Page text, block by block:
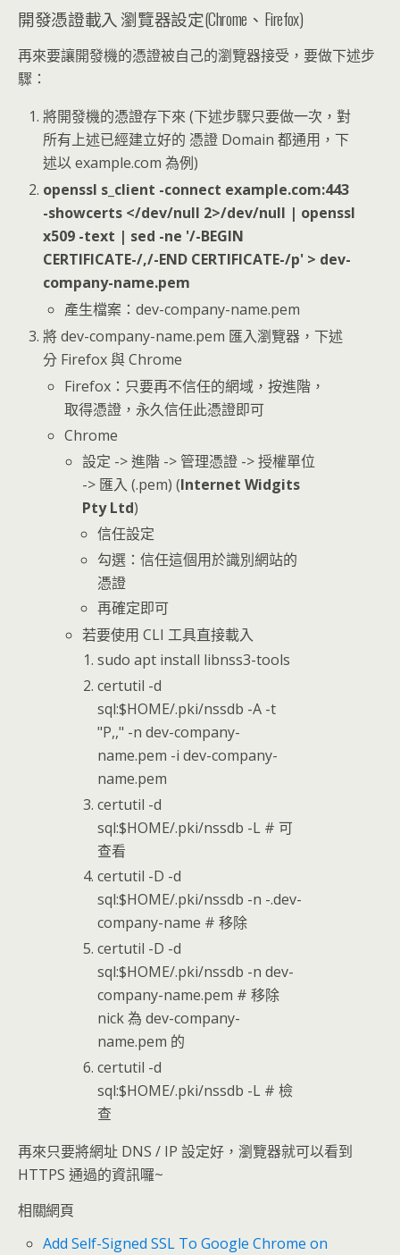
開發憑證載入 瀏覽器設定(Chrome、Firefox)
再來要讓開發機的憑證被自己的瀏覽器接受，要做下述步
驟：
將開發機的憑證存下來 (下述步驟只要做一次，對
所有上述已經建立好的 憑證 Domain 都通用，下
述以 example.com 為例)
openssl s_client -connect example.com:443
-showcerts </dev/null 2>/dev/null | openssl
x509 -text | sed -ne '/-BEGIN
CERTIFICATE-/,/-END CERTIFICATE-/p' > dev-
company-name.pem
產生檔案：dev-company-name.pem
將 dev-company-name.pem 匯入瀏覽器，下述
分 Firefox 與 Chrome
Firefox：只要再不信任的網域，按進階，
取得憑證，永久信任此憑證即可
Chrome
設定 -> 進階 -> 管理憑證 -> 授權單位
-> 匯入 (.pem) (Internet Widgits
Pty Ltd)
信任設定
勾選：信任這個用於識別網站的
憑證
再確定即可
若要使用 CLI 工具直接載入
sudo apt install libnss3-tools
certutil -d
sql:$HOME/.pki/nssdb -A -t
"P,," -n dev-company-
name.pem -i dev-company-
name.pem
certutil -d
sql:$HOME/.pki/nssdb -L # 可
查看
certutil -D -d
sql:$HOME/.pki/nssdb -n -.dev-
company-name # 移除
certutil -D -d
sql:$HOME/.pki/nssdb -n dev-
company-name.pem # 移除
nick 為 dev-company-
name.pem 的
certutil -d
sql:$HOME/.pki/nssdb -L # 檢
查
再來只要將網址 DNS / IP 設定好，瀏覽器就可以看到
HTTPS 通過的資訊囉~
相關網頁
Add Self-Signed SSL To Google Chrome on